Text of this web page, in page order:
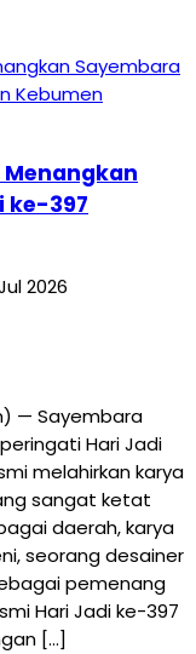
ke-397
2026
— Sayembara
Hari Jadi
melahirkan karya
sangat ketat
daerah, karya
seorang desainer
pemenang
Hari Jadi ke-397
[…]